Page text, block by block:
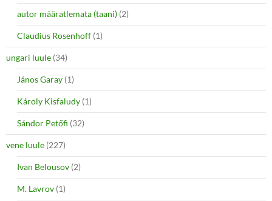
autor määratlemata (taani) (2)
Claudius Rosenhoff (1)
ungari luule (34)
János Garay (1)
Károly Kisfaludy (1)
Sándor Petőfi (32)
vene luule (227)
Ivan Belousov (2)
M. Lavrov (1)